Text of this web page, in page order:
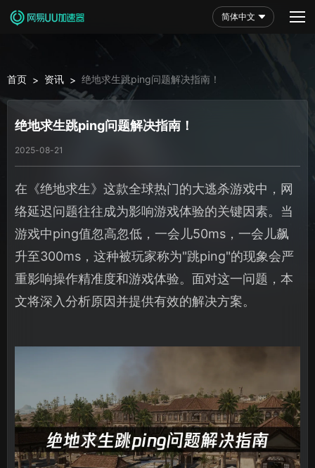
简体中文
首页 > 资讯 > 绝地求生跳ping问题解决指南！
绝地求生跳ping问题解决指南！
2025-08-21
在《绝地求生》这款全球热门的大逃杀游戏中，网
络延迟问题往往成为影响游戏体验的关键因素。当
游戏中ping值忽高忽低，一会儿50ms，一会儿飙
升至300ms，这种被玩家称为"跳ping"的现象会严
重影响操作精准度和游戏体验。面对这一问题，本
文将深入分析原因并提供有效的解决方案。